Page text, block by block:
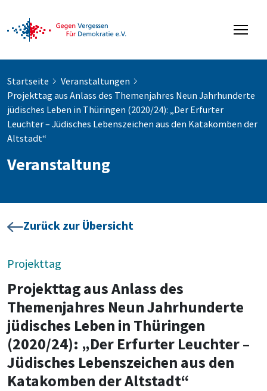
Startseite
Veranstaltungen
Projekttag aus Anlass des Themenjahres Neun Jahrhunderte
jüdisches Leben in Thüringen (2020/24): „Der Erfurter
Leuchter – Jüdisches Lebenszeichen aus den Katakomben der
Altstadt“
Veranstaltung
Zurück zur Übersicht
Projekttag
Projekttag aus Anlass des
Themenjahres Neun Jahrhunderte
jüdisches Leben in Thüringen
(2020/24): „Der Erfurter Leuchter –
Jüdisches Lebenszeichen aus den
Katakomben der Altstadt“